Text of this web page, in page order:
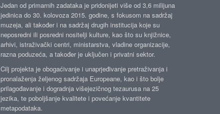
Jedan od primarnih zadataka je pridonijeti više od 3,6 milijuna
jedinica do 30. kolovoza 2015. godine, s fokusom na sadržaj
muzeja, ali također i na sadržaj drugih institucija koje su
neposredni ili posredni nositelji kulture, kao što su knjižnice,
arhivi, istraživački centri, ministarstva, vladine organizacije,
razna poduzeća, a također je uključen i privatni sektor.
Cilj projekta je obogaćivanje i unaprjeđivanje pretraživanja i
pronalaženja željenog sadržaja Europeane, kao i što bolje
prilagođavanje i dogradnja višejezičnog tezaurusa na 25
jezika, te poboljšanje kvalitete i povećanje kvantitete
metapodataka.